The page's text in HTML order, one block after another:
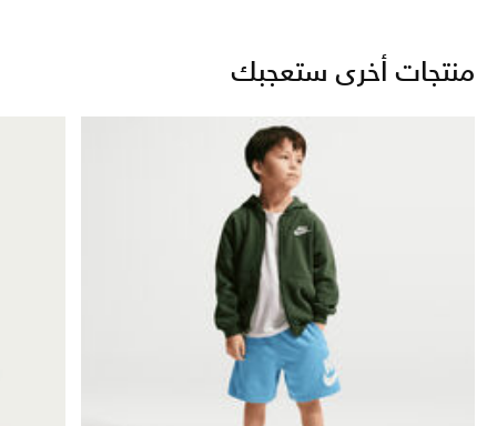
منتجات أخرى ستعجبك